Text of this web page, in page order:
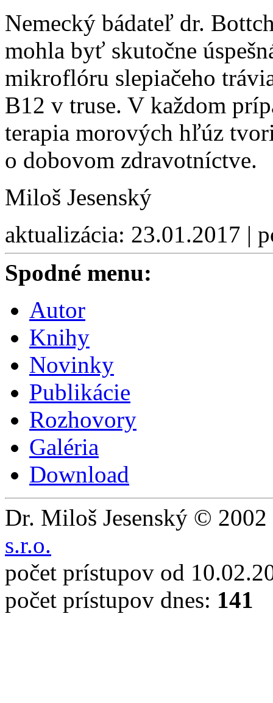
Nemecký bádateľ dr.
mohla byť skutočne
mikroflóru slepiačeho
B12 v truse. V každom
terapia morových hľúz
o dobovom zdravotníctve.
Miloš Jesenský
aktualizácia: 23.01.2017 |
Spodné menu:
Autor
Knihy
Novinky
Publikácie
Rozhovory
Galéria
Download
Dr. Miloš Jesenský ©
s.r.o.
počet prístupov od
počet prístupov dnes: 141